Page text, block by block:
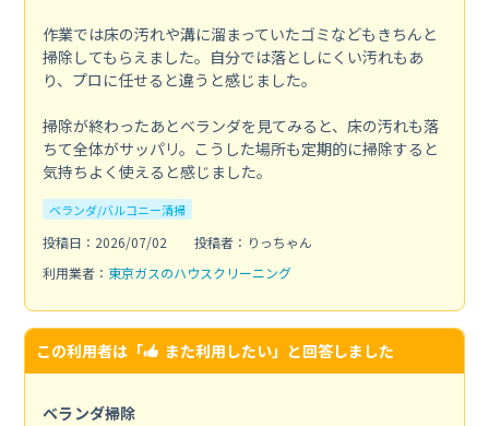
作業では床の汚れや溝に溜まっていたゴミなどもきちんと
掃除してもらえました。自分では落としにくい汚れもあ
り、プロに任せると違うと感じました。
掃除が終わったあとベランダを見てみると、床の汚れも落
ちて全体がサッパリ。こうした場所も定期的に掃除すると
気持ちよく使えると感じました。
ベランダ/バルコニー清掃
投稿日：2026/07/02
投稿者：りっちゃん
利用業者： 東京ガスのハウスクリーニング
この利用者は「 また利用したい」と回答しました
ベランダ掃除